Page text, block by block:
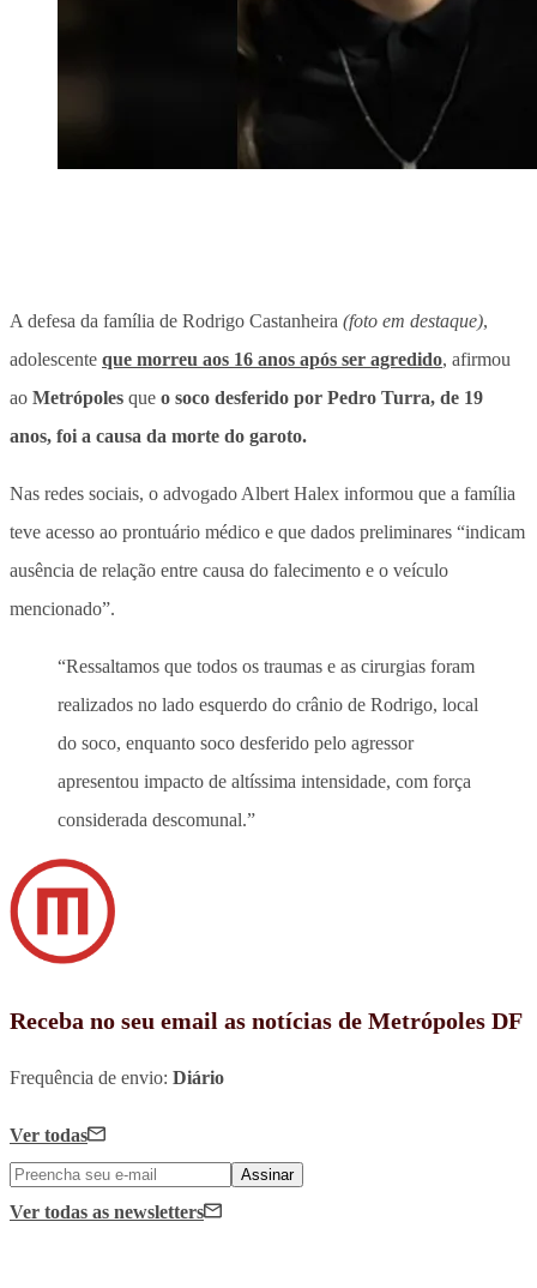
A defesa da família de Rodrigo Castanheira (foto em destaque),
adolescente que morreu aos 16 anos após ser agredido, afirmou
ao Metrópoles que o soco desferido por Pedro Turra, de 19
anos, foi a causa da morte do garoto.
Nas redes sociais, o advogado Albert Halex informou que a família
teve acesso ao prontuário médico e que dados preliminares “indicam
ausência de relação entre causa do falecimento e o veículo
mencionado”.
“Ressaltamos que todos os traumas e as cirurgias foram
realizados no lado esquerdo do crânio de Rodrigo, local
do soco, enquanto soco desferido pelo agressor
apresentou impacto de altíssima intensidade, com força
considerada descomunal.”
Receba no seu email as notícias de Metrópoles DF
Frequência de envio: Diário
Ver todas
Assinar
Ver todas as newsletters